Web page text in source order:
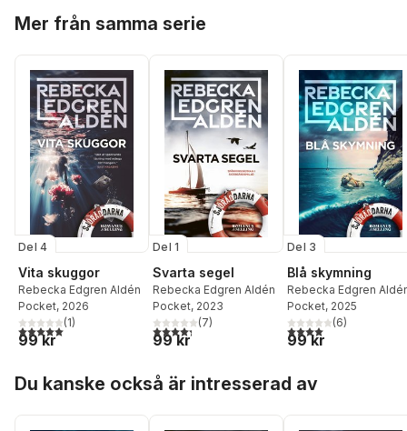
Mer från samma serie
Del 4
Vita skuggor
Rebecka Edgren Aldén
Pocket, 2026
5,0utav 5 stjärnor. Totalt antal röster:
(1)
99 kr
Del 1
Svarta segel
Rebecka Edgren Aldén
Pocket, 2023
4,3utav 5 stjärnor. Totalt antal röster:
(7)
99 kr
Del 3
Blå skymning
Rebecka Edgren
Pocket, 2025
4,0utav 5 stjärnor.
(6)
99 kr
Du kanske också är intresserad av